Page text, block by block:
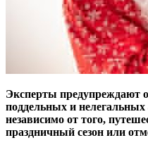
Эксперты предупреждают о
поддельных и
независимо от того,
праздничный сезон или